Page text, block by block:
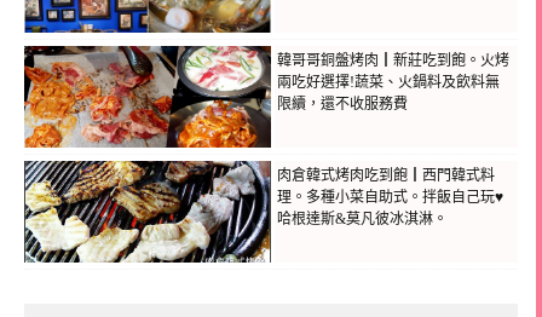
韓哥哥銅盤烤肉┃新莊吃到飽。火烤
兩吃好選擇!蔬菜、火鍋料及飲料無
限續，還不收服務費
肉倉韓式烤肉吃到飽┃西門韓式料
理。多種小菜自助式。拌飯自己玩♥
哈根達斯&莫凡彼冰淇淋。